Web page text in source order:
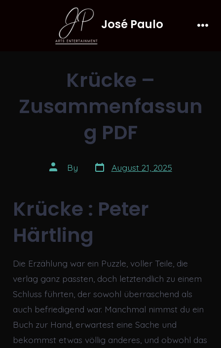
José Paulo
Krücke –
Zusammenfassun
g PDF
Post
author
By Post
date
August 21, 2025
Krücke : Peter
Härtling
Die Erzählung war ein Puzzle, voller Teile, die
verlag ganz passten, doch letztendlich zu einem
Schluss führten, der sowohl überraschend als
auch befriedigend war. Manchmal nimmst du ein
Buch zur Hand, erwartest eine Sache und
bekommst etwas völlig anderes, und obwohl das